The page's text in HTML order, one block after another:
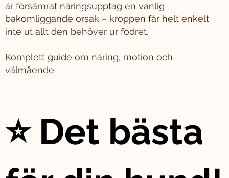
är försämrat näringsupptag en vanlig
bakomliggande orsak – kroppen får helt enkelt
inte ut allt den behöver ur fodret.
Komplett guide om näring, motion och
välmående
⭐ Det bästa